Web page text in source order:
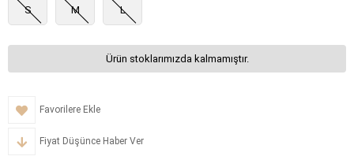
S M L
Ürün stoklarımızda kalmamıştır.
Favorilere Ekle
Fiyat Düşünce Haber Ver